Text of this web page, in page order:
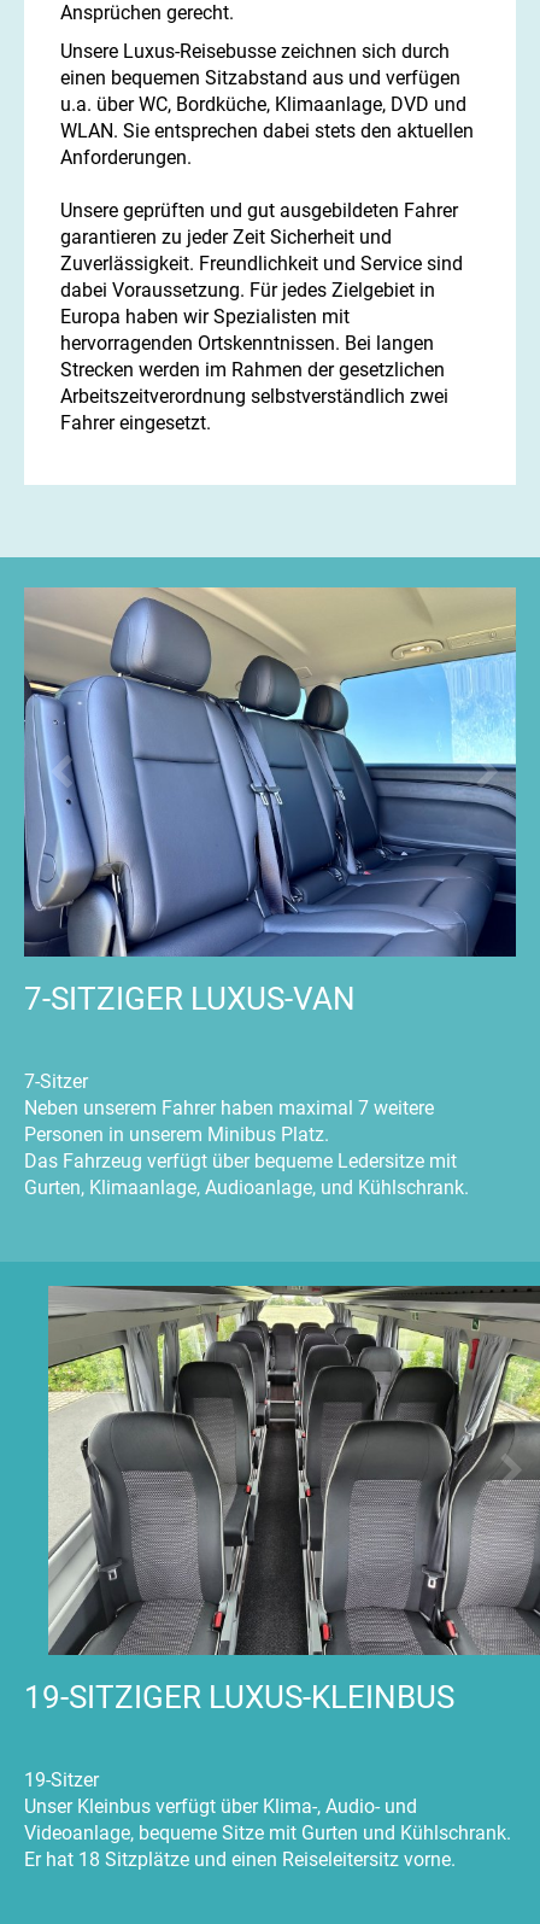
Ansprüchen gerecht.
Unsere Luxus-Reisebusse zeichnen sich durch
einen bequemen Sitzabstand aus und verfügen
u.a. über WC, Bordküche, Klimaanlage, DVD und
WLAN. Sie entsprechen dabei stets den aktuellen
Anforderungen.
Unsere geprüften und gut ausgebildeten Fahrer
garantieren zu jeder Zeit Sicherheit und
Zuverlässigkeit. Freundlichkeit und Service sind
dabei Voraussetzung. Für jedes Zielgebiet in
Europa haben wir Spezialisten mit
hervorragenden Ortskenntnissen. Bei langen
Strecken werden im Rahmen der gesetzlichen
Arbeitszeitverordnung selbstverständlich zwei
Fahrer eingesetzt.
7-SITZIGER LUXUS-VAN
7-Sitzer
Neben unserem Fahrer haben maximal 7 weitere
Personen in unserem Minibus Platz.
Das Fahrzeug verfügt über bequeme Ledersitze mit
Gurten, Klimaanlage, Audioanlage, und Kühlschrank.
19-SITZIGER LUXUS-KLEINBUS
19-Sitzer
Unser Kleinbus verfügt über Klima-, Audio- und
Videoanlage, bequeme Sitze mit Gurten und Kühlschrank.
Er hat 18 Sitzplätze und einen Reiseleitersitz vorne.